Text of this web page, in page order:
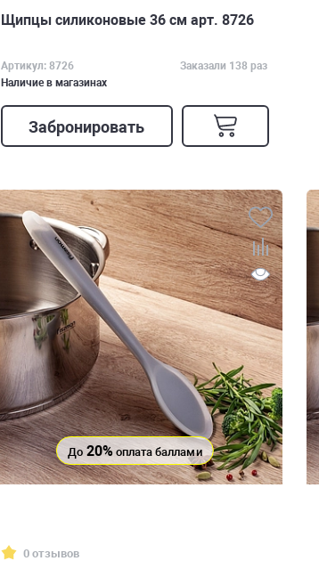
Щипцы силиконовые 36 см арт. 8726
Артикул: 8726
Заказали 138 раз
Наличие в магазинах
Забронировать
До 20%оплата баллами
0 отзывов